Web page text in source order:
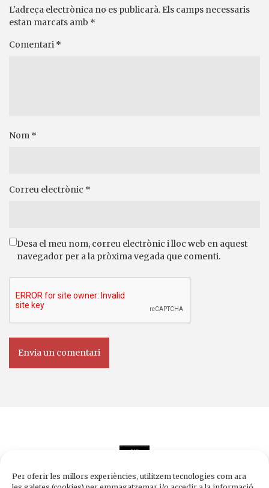
Per oferir les millors experiències, utilitzem tecnologies com ara
L'adreça electrònica no es publicarà. Els camps necessaris
estan marcats amb *
Comentari *
Nom *
Correu electrònic *
Desa el meu nom, correu electrònic i lloc web en aquest
navegador per a la pròxima vegada que comenti.